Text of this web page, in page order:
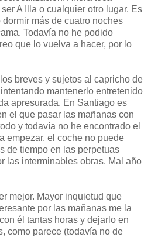
A Illa o cualquier otro lugar. Es
más de cuatro noches
Todavía no he podido
que lo vuelva a hacer, por lo
breves y sujetos al capricho de
mantenerlo entretenido
apresurada. En Santiago es
el que pasar las mañanas con
y todavía no he encontrado el
empezar, el coche no puede
de tiempo en las perpetuas
las interminables obras. Mal año
mejor. Mayor inquietud que
por las mañanas me la
él tantas horas y dejarlo en
como parece (todavía no de